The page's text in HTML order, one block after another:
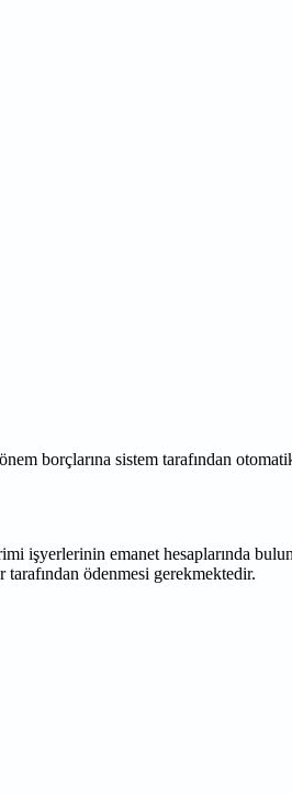
borçlarına sistem tarafından
emanet hesaplarında
tarafından ödenmesi gerekmektedir.